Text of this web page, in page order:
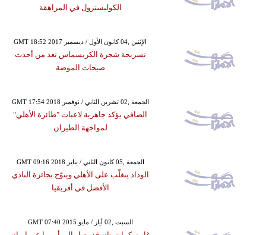
الكوليسترول في المراهقة
GMT 18:52 2017 الإثنين ,04 كانون الأول / ديسمبر
تسريحة شجرة الكريسماس تعد من أحدث
صيحات الموضة
GMT 17:54 2018 الجمعة ,02 تشرين الثاني / نوفمبر
الصافي يؤكد جاهزية لاعبات "طائرة الأهلي"
لمواجهة الطيران
GMT 09:16 2018 الجمعة ,05 كانون الثاني / يناير
الوداد يتغلّب على الأهلي ويتوّج بجائزة النادي
الأفضل في أفريقيا
GMT 07:40 2015 السبت ,02 أيار / مايو